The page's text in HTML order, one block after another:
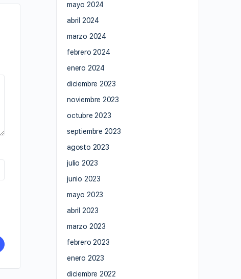
mayo 2024
abril 2024
marzo 2024
febrero 2024
enero 2024
diciembre 2023
noviembre 2023
octubre 2023
septiembre 2023
agosto 2023
julio 2023
junio 2023
mayo 2023
abril 2023
marzo 2023
febrero 2023
enero 2023
diciembre 2022